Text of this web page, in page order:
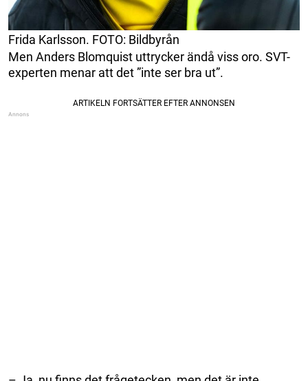
Frida Karlsson. FOTO: Bildbyrån
Men Anders Blomquist uttrycker ändå viss oro. SVT-
experten menar att det ”inte ser bra ut”.